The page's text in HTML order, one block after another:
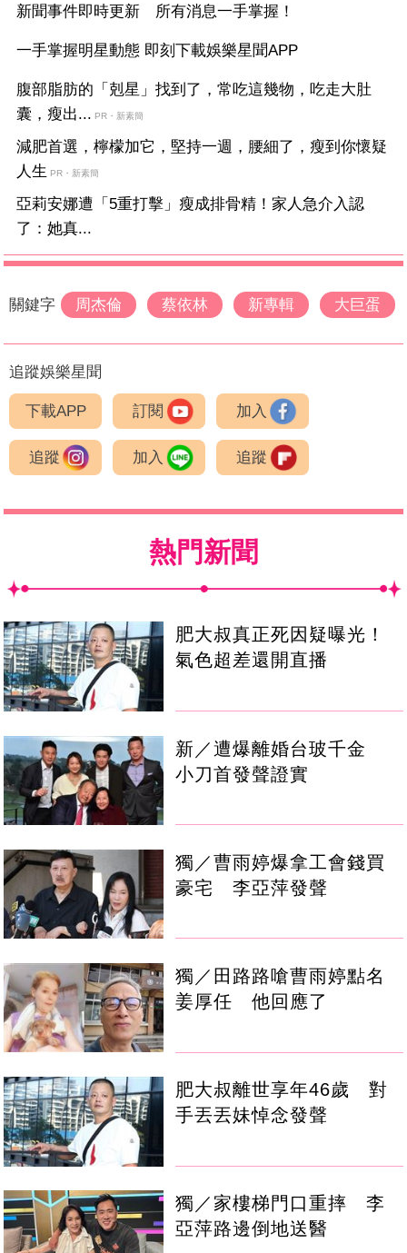
新聞事件即時更新 所有消息一手掌握！
一手掌握明星動態 即刻下載娛樂星聞APP
腹部脂肪的「剋星」找到了，常吃這幾物，吃走大肚
囊，瘦出... PR・新素簡
減肥首選，檸檬加它，堅持一週，腰細了，瘦到你懷疑
人生
PR・新素簡
亞莉安娜遭「5重打擊」瘦成排骨精！家人急介入認
了：她真...
關鍵字 周杰倫 蔡依林 新專輯 大巨蛋
追蹤娛樂星聞
下載APP 訂閱 加入
追蹤 加入 追蹤
熱門新聞
肥大叔真正死因疑曝光！
氣色超差還開直播
新／遭爆離婚台玻千金
小刀首發聲證實
獨／曹雨婷爆拿工會錢買
豪宅 李亞萍發聲
獨／田路路嗆曹雨婷點名
姜厚任 他回應了
肥大叔離世享年46歲 對
手丟丟妹悼念發聲
獨／家樓梯門口重摔 李
亞萍路邊倒地送醫